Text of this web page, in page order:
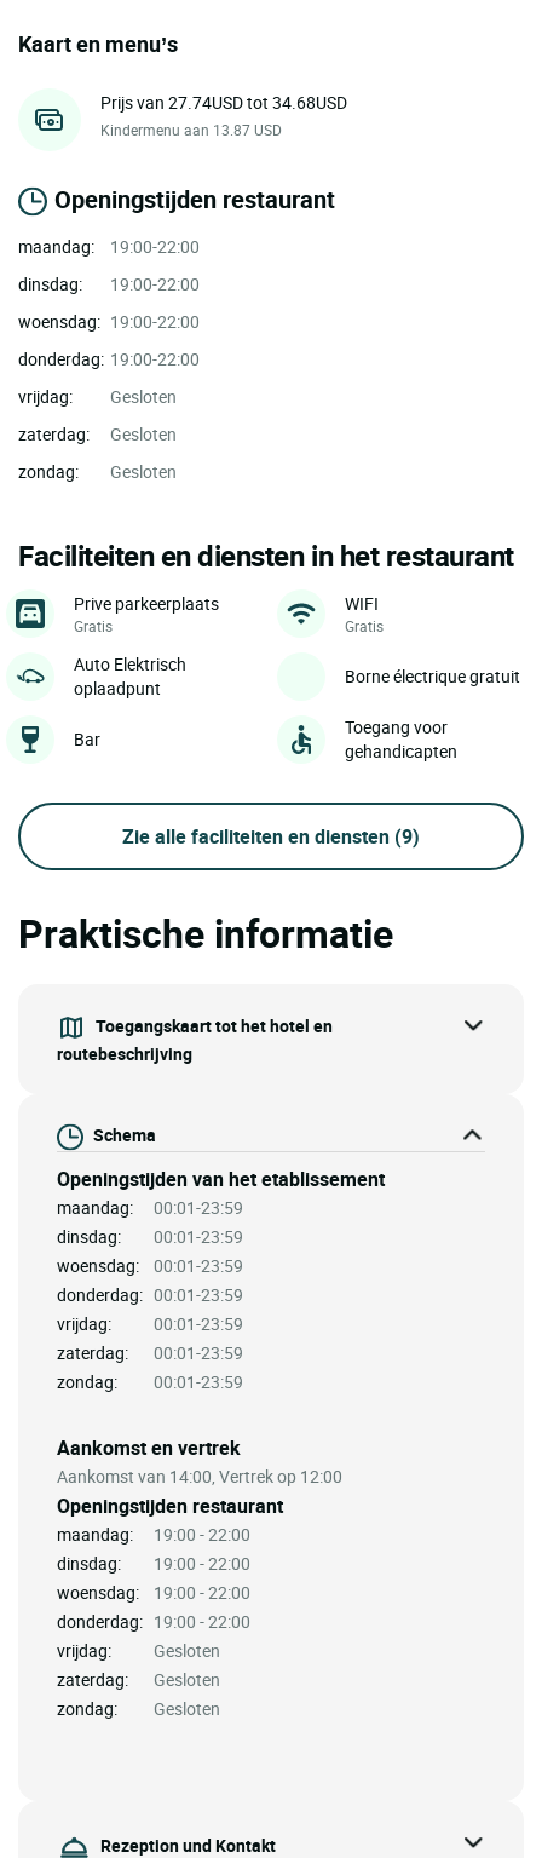
Kaart en menu’s
Prijs van 27.74USD tot 34.68USD
Kindermenu aan 13.87 USD
Openingstijden restaurant
maandag:
19:00-22:00
dinsdag:
19:00-22:00
woensdag: 19:00-22:00
donderdag: 19:00-22:00
vrijdag:
Gesloten
zaterdag:
Gesloten
zondag:
Gesloten
Faciliteiten en diensten in het restaurant
Prive parkeerplaats
Gratis
WIFI
Gratis
Auto Elektrisch
oplaadpunt
Borne électrique gratuit
Bar
Toegang voor
gehandicapten
Zie alle faciliteiten en diensten (9)
Praktische informatie
Toegangskaart tot het hotel en
routebeschrijving
Schema
Openingstijden van het etablissement
maandag:
00:01-23:59
dinsdag:
00:01-23:59
woensdag:
00:01-23:59
donderdag: 00:01-23:59
vrijdag:
00:01-23:59
zaterdag:
00:01-23:59
zondag:
00:01-23:59
Aankomst en vertrek
Aankomst van 14:00, Vertrek op 12:00
Openingstijden restaurant
maandag:
19:00 - 22:00
dinsdag:
19:00 - 22:00
woensdag:
19:00 - 22:00
donderdag: 19:00 - 22:00
vrijdag:
Gesloten
zaterdag:
Gesloten
zondag:
Gesloten
Rezeption und Kontakt